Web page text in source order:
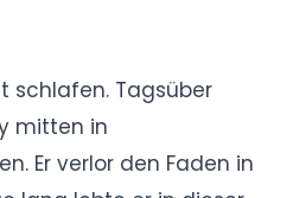
schlafen. Tagsüber
mitten in
Er verlor den Faden in